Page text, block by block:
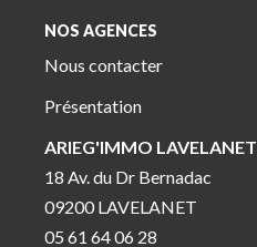
NOS AGENCES
Nous contacter
Présentation
ARIEG'IMMO LAVELANET
18 Av. du Dr Bernadac
09200 LAVELANET
05 61 64 06 28